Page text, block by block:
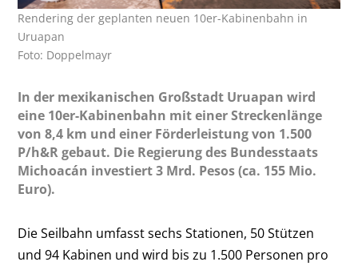
Rendering der geplanten neuen 10er-Kabinenbahn in
Uruapan
Foto: Doppelmayr
In der mexikanischen Großstadt Uruapan wird
eine 10er-Kabinenbahn mit einer Streckenlänge
von 8,4 km und einer Förderleistung von 1.500
P/h&R gebaut. Die Regierung des Bundesstaats
Michoacán investiert 3 Mrd. Pesos (ca. 155 Mio.
Euro).
Die Seilbahn umfasst sechs Stationen, 50 Stützen
und 94 Kabinen und wird bis zu 1.500 Personen pro